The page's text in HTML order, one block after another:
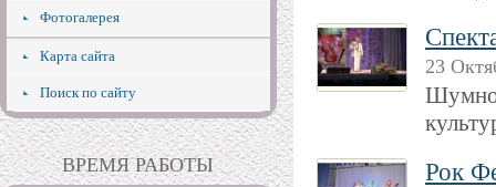
Фотогалерея
Карта сайта
Поиск по сайту
ВРЕМЯ РАБОТЫ
23
Шумно,
Рок